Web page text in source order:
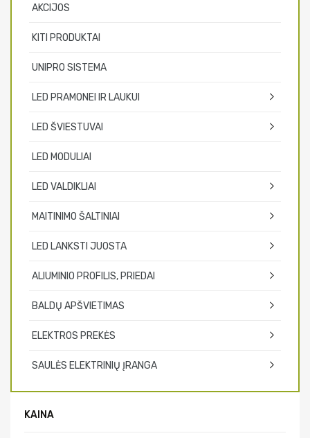
AKCIJOS
KITI PRODUKTAI
UNIPRO SISTEMA
LED PRAMONEI IR LAUKUI
LED ŠVIESTUVAI
LED MODULIAI
LED VALDIKLIAI
MAITINIMO ŠALTINIAI
LED LANKSTI JUOSTA
ALIUMINIO PROFILIS, PRIEDAI
BALDŲ APŠVIETIMAS
ELEKTROS PREKĖS
SAULĖS ELEKTRINIŲ ĮRANGA
KAINA